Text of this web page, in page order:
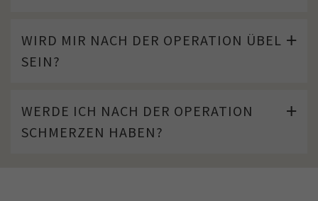
WIRD MIR NACH DER OPERATION ÜBEL
SEIN?
WERDE ICH NACH DER OPERATION
SCHMERZEN HABEN?